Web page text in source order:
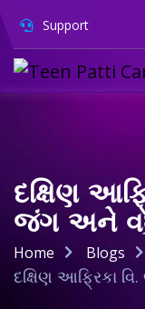
Support
દક્ષિણ
જંગ અને
Home Blogs
દક્ષિણ આફ્રિકા